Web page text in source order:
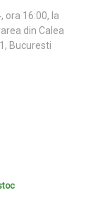
ora 16:00, la
din Calea
Bucuresti